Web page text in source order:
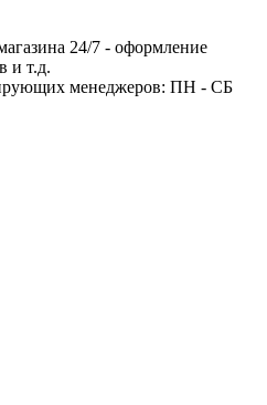
24/7 - оформление
и т.д.
менеджеров: ПН - СБ